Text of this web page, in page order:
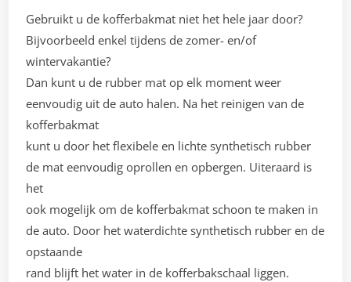
Gebruikt u de kofferbakmat niet het hele jaar door?
Bijvoorbeeld enkel tijdens de zomer- en/of
wintervakantie?
Dan kunt u de rubber mat op elk moment weer
eenvoudig uit de auto halen. Na het reinigen van de
kofferbakmat
kunt u door het flexibele en lichte synthetisch rubber
de mat eenvoudig oprollen en opbergen. Uiteraard is
het
ook mogelijk om de kofferbakmat schoon te maken in
de auto. Door het waterdichte synthetisch rubber en de
opstaande
rand blijft het water in de kofferbakschaal liggen.